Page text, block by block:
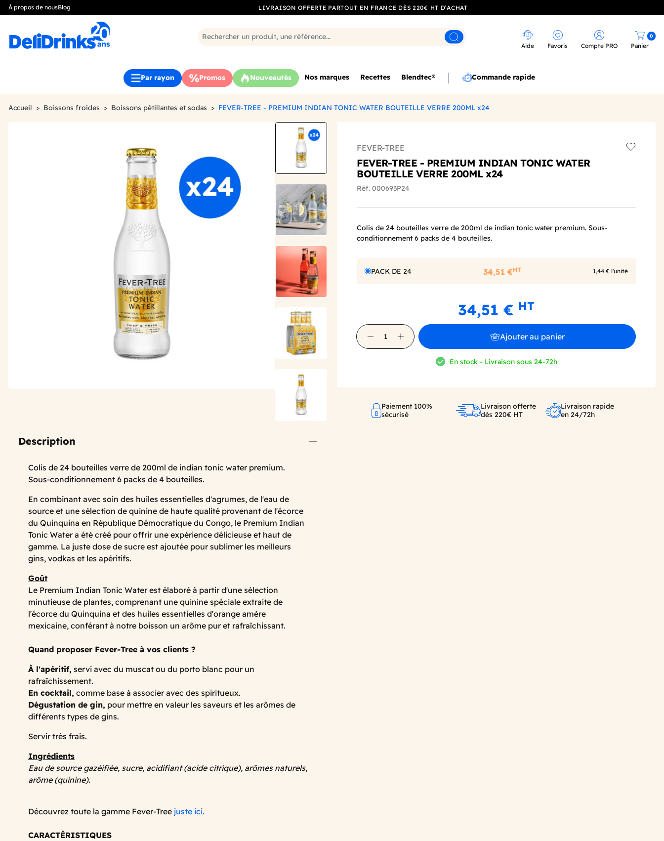
À propos de nousBlog LIVRAISON OFFERTE PARTOUT EN FRANCE DÈS 220€ HT D’ACHAT
Rechercher
Aide Favoris Compte PRO Panier
0
Par rayon Promos Nouveautés Nos marques Recettes Blendtec® Commande rapide
Accueil Boissons froides Boissons pétillantes et sodas FEVER-TREE - PREMIUM INDIAN TONIC WATER BOUTEILLE VERRE 200ML x24
Description
Colis de 24 bouteilles verre de 200ml de indian tonic water premium.
Sous-conditionnement 6 packs de 4 bouteilles.
En combinant avec soin des huiles essentielles d'agrumes, de l'eau de
source et une sélection de quinine de haute qualité provenant de l'écorce
du Quinquina en République Démocratique du Congo, le Premium Indian
Tonic Water a été créé pour offrir une expérience délicieuse et haut de
gamme. La juste dose de sucre est ajoutée pour sublimer les meilleurs
gins, vodkas et les apéritifs.
Goût
Le Premium Indian Tonic Water est élaboré à partir d'une sélection
minutieuse de plantes, comprenant une quinine spéciale extraite de
l'écorce du Quinquina et des huiles essentielles d'orange amère
mexicaine, conférant à notre boisson un arôme pur et rafraîchissant.
Quand proposer Fever-Tree à vos clients ?
À l'apéritif, servi avec du muscat ou du porto blanc pour un
rafraîchissement.
En cocktail, comme base à associer avec des spiritueux.
Dégustation de gin, pour mettre en valeur les saveurs et les arômes de
différents types de gins.
Servir très frais.
Ingrédients
Eau de source gazéifiée, sucre, acidifiant (acide citrique), arômes naturels,
arôme (quinine).
Découvrez toute la gamme Fever-Tree juste ici.
CARACTÉRISTIQUES
FEVER-TREE
FEVER-TREE - PREMIUM INDIAN TONIC WATER
BOUTEILLE VERRE 200ML x24
Réf. 000693P24
Colis de 24 bouteilles verre de 200ml de indian tonic water premium. Sous-
conditionnement 6 packs de 4 bouteilles.
PACK DE 24 34,51 €HT 1,44 € l'unité
34,51 € HT
Ajouter au panier
En stock - Livraison sous 24-72h
Paiement 100%
sécurisé
Livraison offerte
dès 220€ HT
Livraison rapide
en 24/72h